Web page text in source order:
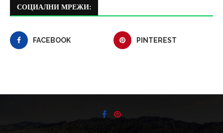
СОЦИАЛНИ МРЕЖИ:
FACEBOOK PINTEREST